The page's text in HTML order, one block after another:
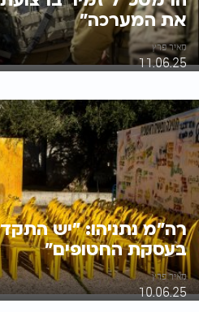
את המערכה"
מאיר פרץ
11.06.25
רה"מ נתניהו: "יש
בעסקת החטופים"
מאיר פרץ
10.06.25